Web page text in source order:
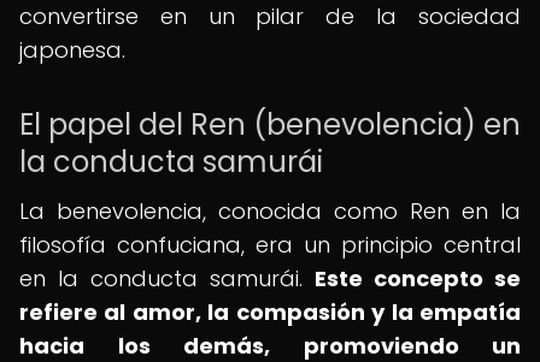
convertirse en un pilar de la sociedad
japonesa.
El papel del Ren (benevolencia) en
la conducta samurái
La benevolencia, conocida como Ren en la
filosofía confuciana, era un principio central
en la conducta samurái. Este concepto se
refiere al amor, la compasión y la empatía
hacia los demás, promoviendo un